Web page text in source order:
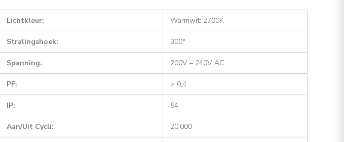
Lichtkleur: Warmwit: 2700K
Stralingshoek: 300°
Spanning: 200V – 240V AC
PF: > 0,4
IP: 54
Aan/Uit Cycli: 20.000